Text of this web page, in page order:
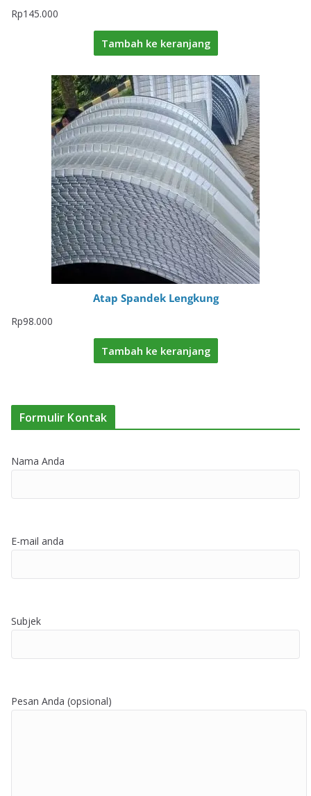
Rp145.000
Tambah ke keranjang
Atap Spandek Lengkung
Rp98.000
Tambah ke keranjang
Formulir Kontak
Nama Anda
E-mail anda
Subjek
Pesan Anda (opsional)